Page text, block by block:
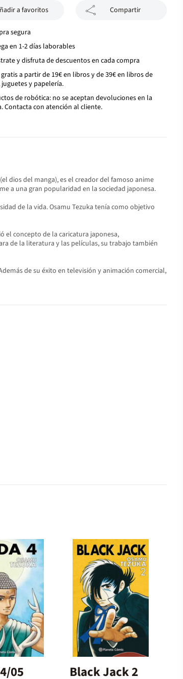
a favoritos Compartir
segura
en 1-2 días laborables
y disfruta de descuentos en cada compra
a partir de 19€ en libros y de 39€ en libros de
y papelería.
de robótica: no se aceptan devoluciones en la
Contacta con atención al cliente.
dios del manga), es el creador del famoso anime
a una gran popularidad en la sociedad japonesa.
de la vida. Osamu Tezuka tenía como objetivo
el concepto de la caricatura japonesa,
de la literatura y las películas, su trabajo también
de su éxito en televisión y animación comercial,
04/05 Black Jack 2